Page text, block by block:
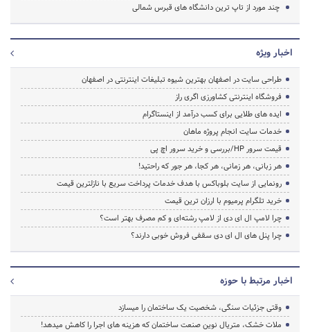
چند مورد از تاپ ترین دانشگاه های قبرس شمالی
اخبار ویژه
طراحی سایت در اصفهان بهترین شیوه تبلیغات اینترنتی در اصفهان
فروشگاه اینترنتی کشاورزی اگری راز
ایده های طلایی برای کسب درآمد از اینستاگرام
خدمات سایت انجام پروژه ماهان
قیمت سرور HP/بررسی و خرید سرور اچ پی
هر زبانی، هر زمانی، هر کجا، هر جور که راحتید!
رونمایی از سایت بلوباکس با هدف خدمات پرداخت سریع با نازلترین قیمت
خرید تلگرام پرمیوم با ارزان ترین قیمت
چرا لامپ ال ای دی از لامپ رشته‌ای و کم مصرف بهتر است؟
چرا پنل های ال ای دی سقفی فروش خوبی دارند؟
اخبار مرتبط با حوزه
وقتی جزئیات سنگی، شخصیت یک ساختمان را میسازد
ملات خشک، متریال نوین صنعت ساختمان که هزینه‌ های اجرا را کاهش میدهد!